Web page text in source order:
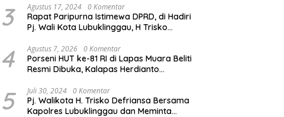
Konawe (HADIR) di Pilkada Konawe 2024
3 Agustus 17, 2024 0 Komentar
Rapat Paripurna Istimewa DPRD, di Hadiri
Pj. Wali Kota Lubuklinggau, H Trisko
Mendengarkan Pidato Kenegaraan
Presiden RI Dalam Rangka HUT ke-79
4 Agustus 7, 2026 0 Komentar
Porseni HUT ke-81 RI di Lapas Muara Beliti
Resmi Dibuka, Kalapas Herdianto
Warga Binaan.
5 Juli 30, 2024 0 Komentar
Pj. Walikota H. Trisko Defriansa Bersama
Kapolres Lubuklinggau dan Meminta